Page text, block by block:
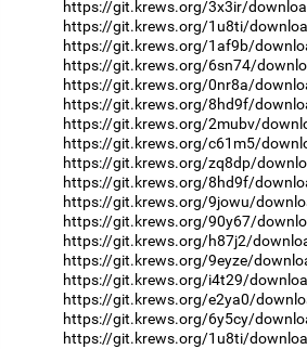
https://git.krews.org/3x3ir/
https://git.krews.org/1u8ti/
https://git.krews.org/1af9b/
https://git.krews.org/6sn74/
https://git.krews.org/0nr8a/
https://git.krews.org/8hd9f/
https://git.krews.org/2mubv/
https://git.krews.org/c61m5/
https://git.krews.org/zq8dp/
https://git.krews.org/8hd9f/
https://git.krews.org/9jowu/
https://git.krews.org/90y67/
https://git.krews.org/h87j2/
https://git.krews.org/9eyze/
https://git.krews.org/i4t29/
https://git.krews.org/e2ya0/
https://git.krews.org/6y5cy/
https://git.krews.org/1u8ti/